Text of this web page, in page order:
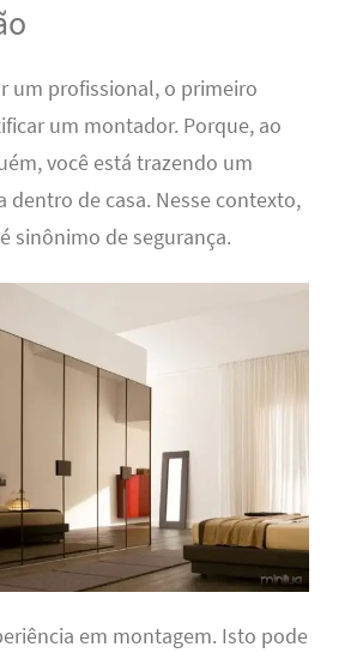
um profissional, o primeiro
um montador. Porque, ao
você está trazendo um
dentro de casa. Nesse contexto,
sinônimo de segurança.
em montagem. Isto pode